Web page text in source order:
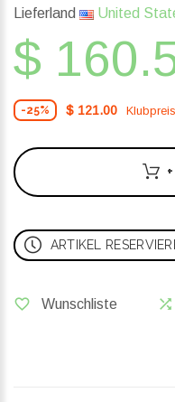
Lieferland United
$
-25% $ 121.00
ARTIKEL
Wunschliste